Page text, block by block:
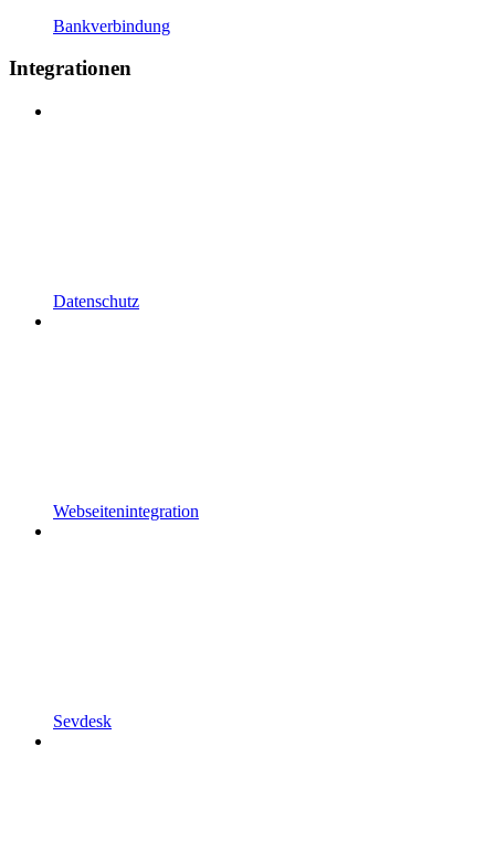
Bankverbindung
Integrationen
Datenschutz
Webseitenintegration
Sevdesk